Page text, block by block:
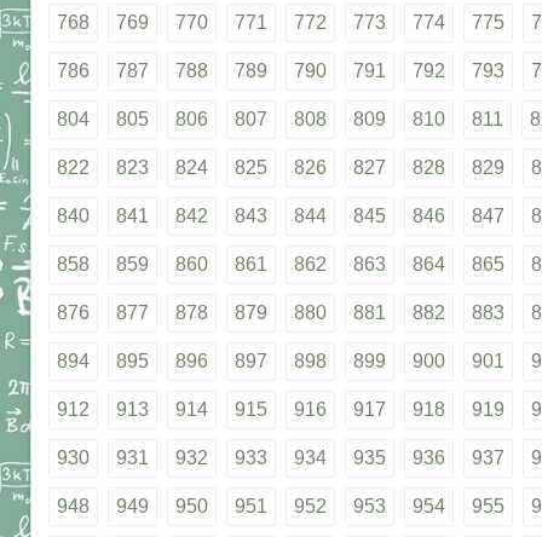
768 769 770 771 772 773 774 775
786 787 788 789 790 791 792 793
804 805 806 807 808 809 810 811
822 823 824 825 826 827 828 829
840 841 842 843 844 845 846 847
858 859 860 861 862 863 864 865
876 877 878 879 880 881 882 883
894 895 896 897 898 899 900 901
912 913 914 915 916 917 918 919
930 931 932 933 934 935 936 937
948 949 950 951 952 953 954 955